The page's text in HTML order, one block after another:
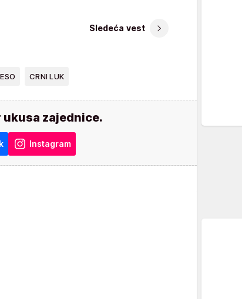
Sledeća vest
CRNI LUK
ukusa zajednice.
Instagram